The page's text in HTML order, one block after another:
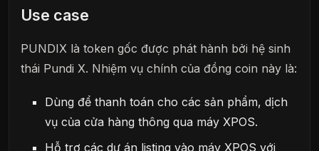
Use case
PUNDIX là token gốc được phát hành bởi hệ sinh
thái Pundi X. Nhiệm vụ chính của đồng coin này là:
Dùng để thanh toán cho các sản phẩm, dịch
vụ của cửa hàng thông qua máy XPOS.
Hỗ trợ các dự án listing vào máy XPOS với